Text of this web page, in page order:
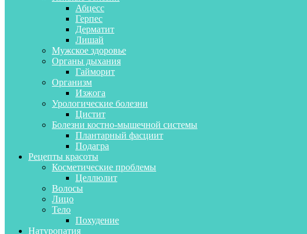
Абцесс
Герпес
Дерматит
Лишай
Мужское здоровье
Органы дыхания
Гайморит
Организм
Изжога
Урологические болезни
Цистит
Болезни костно-мышечной системы
Плантарный фасциит
Подагра
Рецепты красоты
Косметические проблемы
Целлюлит
Волосы
Лицо
Тело
Похудение
Натуропатия